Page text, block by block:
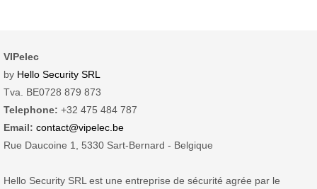
VIPelec
by Hello Security SRL
Tva. BE0728 879 873
Telephone: +32 475 484 787
Email: contact@vipelec.be
Rue Daucoine 1, 5330 Sart-Bernard - Belgique
Hello Security SRL est une entreprise de sécurité agrée par le